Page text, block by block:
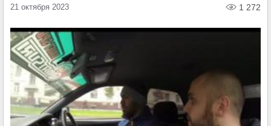
21 октября 2023 1 272